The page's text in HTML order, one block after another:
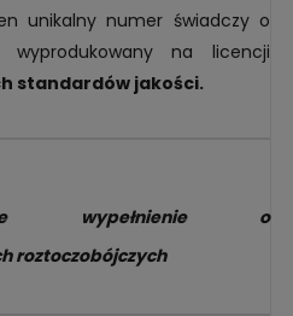
unikalny numer świadczy o
na licencji
standardów jakości.
wypełnienie o
roztoczobójczych